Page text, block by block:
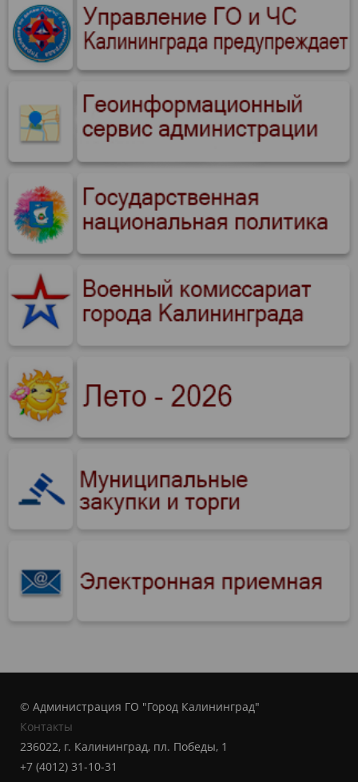
© Администрация ГО "Город Калининград"
Контакты
236022, г. Калининград, пл. Победы, 1
+7 (4012) 31-10-31